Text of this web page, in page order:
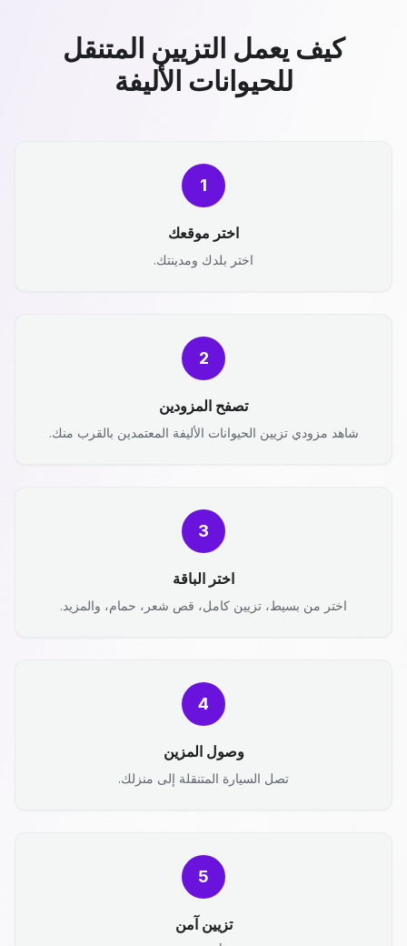
كيف يعمل التزيين المتنقل
للحيوانات الأليفة
1
اختر موقعك
اختر بلدك ومدينتك.
2
تصفح المزودين
شاهد مزودي تزيين الحيوانات الأليفة المعتمدين بالقرب منك.
3
اختر الباقة
اختر من بسيط، تزيين كامل، قص شعر، حمام، والمزيد.
4
وصول المزين
تصل السيارة المتنقلة إلى منزلك.
5
تزيين آمن